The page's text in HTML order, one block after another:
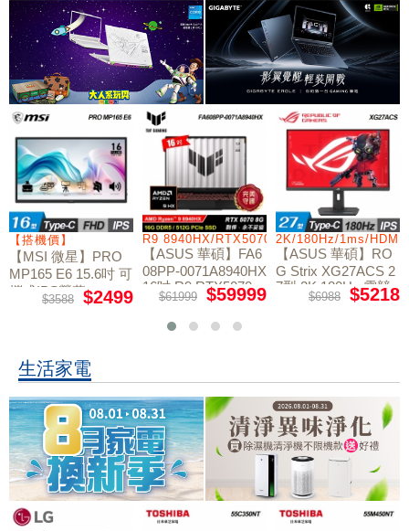
W11
【搭機價】
【MSI 微星】PRO
MP165 E6 15.6吋 可
攜式IPS螢幕
$3588 $2499
R9 8940HX/RTX5070/512GB/16G
【ASUS 華碩】FA6
08PP-0071A8940HX
16吋 R9 RTX5070
電競筆電
$61999 $59999
2K/180Hz/1ms/
【ASUS 華碩】RO
G Strix XG27ACS 2
7型 2K 180Hz 電競
$6988 $5218
生活家電